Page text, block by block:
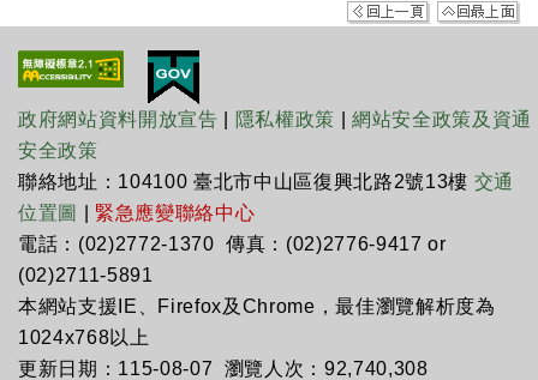
政府網站資料開放宣告 隱私權政策 |網站安全政策及資通
安全政策
聯絡地址：104100 臺北市中山區復興北路2號13樓 交通
位置圖
緊急應變聯絡中心
電話：(02)2772-1370 傳真：(02)2776-9417 or
(02)2711-5891
本網站支援IE、Firefox及Chrome，最佳瀏覽解析度為
1024x768以上
更新日期：115-08-07 瀏覽人次：92,740,308